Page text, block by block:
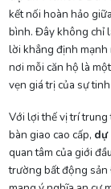
kết nối hoàn hảo
bình. Đây không chỉ
lời khẳng định mạnh
nơi mỗi căn hộ là
vẹn giá trị của sự
Với lợi thế vị trí trung
bàn giao cao cấp, dự
quan tâm của giới
trường bất động sản